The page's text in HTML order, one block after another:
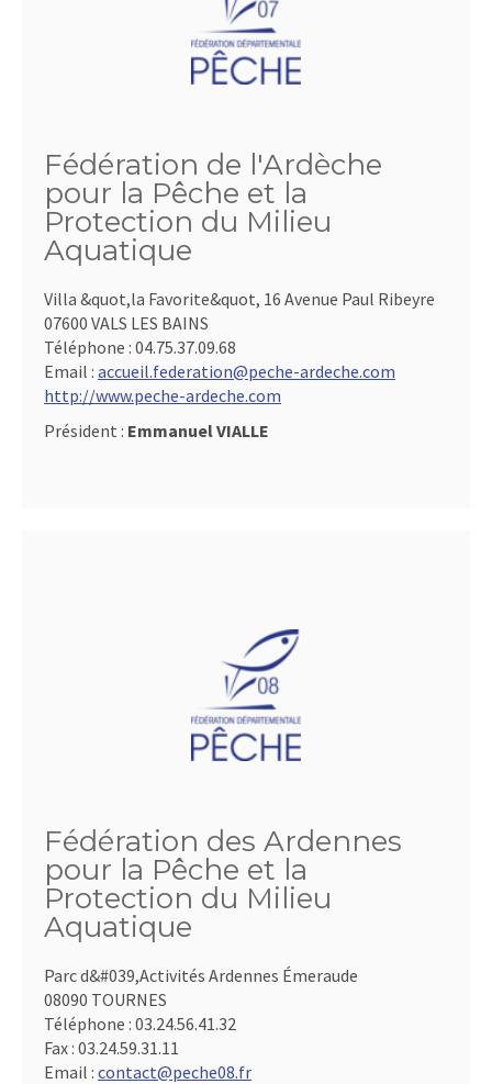
Fédération de l'Ardèche
pour la Pêche et la
Protection du Milieu
Aquatique
Villa &quot,la Favorite&quot, 16 Avenue Paul Ribeyre
07600 VALS LES BAINS
Téléphone : 04.75.37.09.68
Email : accueil.federation@peche-ardeche.com
http://www.peche-ardeche.com
Président : Emmanuel VIALLE
Fédération des Ardennes
pour la Pêche et la
Protection du Milieu
Aquatique
Parc d&#039,Activités Ardennes Émeraude
08090 TOURNES
Téléphone : 03.24.56.41.32
Fax : 03.24.59.31.11
Email : contact@peche08.fr